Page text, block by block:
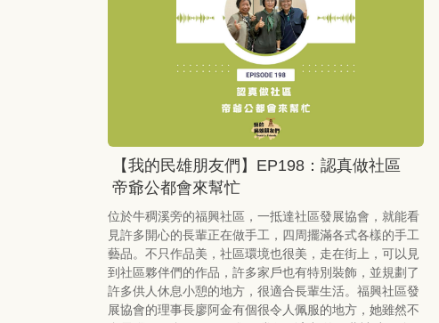
【我的民雄朋友們】EP198：認真做社區
帝爺公都會來幫忙
位於牛稠溪旁的福興社區，一抵達社區發展協會，就能看
見許多開心的長輩正在做手工，四周擺滿各式各樣的手工
藝品。不只作品美，社區環境也很美，走在街上，可以見
到社區夥伴們的作品，許多家戶也有特別裝飾，並規劃了
許多供人休息小憩的地方，很適合長輩生活。福興社區發
展協會的理事長廖阿金有個很令人佩服的地方，她雖然不